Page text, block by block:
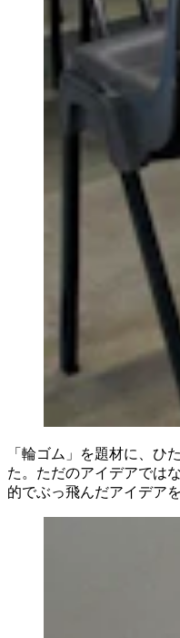
「輪ゴム」を題材に、ひ
た。ただのアイデアでは
的でぶっ飛んだアイデア